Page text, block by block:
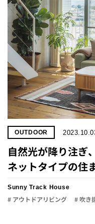
OUTDOOR
自然光が降り注ぎ
ネットタイプの住
Sunny Track House
# アウトドアリビング # 吹き